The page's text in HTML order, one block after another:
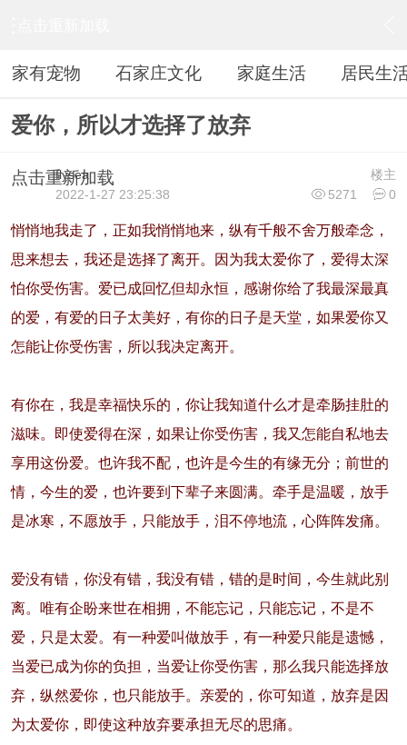
家有宠物 石家庄文化 家庭生活 居民生
爱你，所以才选择了放弃
点击重新加载 楼主
flysea
5271
0
2022-1-27 23:25:38
悄悄地我走了，正如我悄悄地来，纵有千般不舍万般牵念，
思来想去，我还是选择了离开。因为我太爱你了，爱得太深
怕你受伤害。爱已成回忆但却永恒，感谢你给了我最深最真
的爱，有爱的日子太美好，有你的日子是天堂，如果爱你又
怎能让你受伤害，所以我决定离开。
有你在，我是幸福快乐的，你让我知道什么才是牵肠挂肚的
滋味。即使爱得在深，如果让你受伤害，我又怎能自私地去
享用这份爱。也许我不配，也许是今生的有缘无分；前世的
情，今生的爱，也许要到下辈子来圆满。牵手是温暖，放手
是冰寒，不愿放手，只能放手，泪不停地流，心阵阵发痛。
爱没有错，你没有错，我没有错，错的是时间，今生就此别
离。唯有企盼来世在相拥，不能忘记，只能忘记，不是不
爱，只是太爱。有一种爱叫做放手，有一种爱只能是遗憾，
当爱已成为你的负担，当爱让你受伤害，那么我只能选择放
弃，纵然爱你，也只能放手。亲爱的，你可知道，放弃是因
为太爱你，即使这种放弃要承担无尽的思痛。